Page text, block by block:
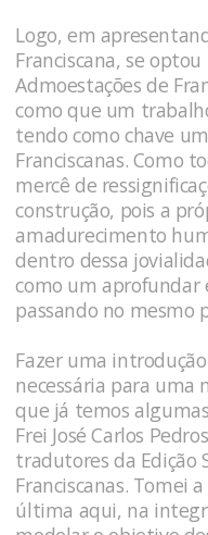
Logo, em
Franciscana, se
Admoestações de
como que um
tendo como chave
Franciscanas. Como
mercê de
construção, pois a
amadurecimento
dentro dessa
como um aprofundar
passando no mesmo
Fazer uma
necessária para uma
que já temos
Frei José Carlos
tradutores da Edição
Franciscanas. Tomei
última aqui, na